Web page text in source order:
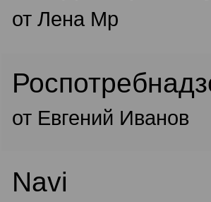
от Лена Мр
от Евгений Иванов
Navi